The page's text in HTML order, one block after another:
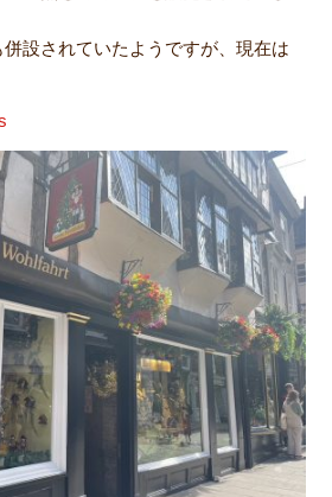
設されていたようですが、現在は